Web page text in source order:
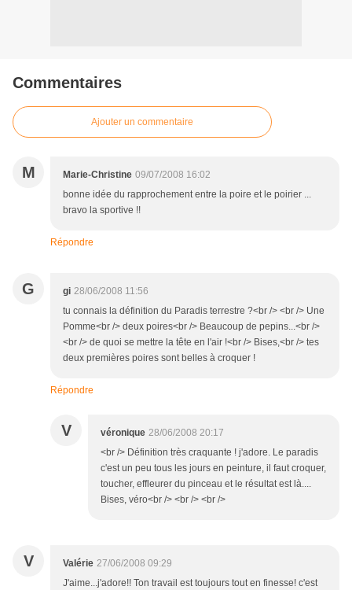
Commentaires
Ajouter un commentaire
M Marie-Christine 09/07/2008 16:02
bonne idée du rapprochement entre la poire et le poirier ...
bravo la sportive !!
Répondre
G gi 28/06/2008 11:56
tu connais la définition du Paradis terrestre ?<br /> <br /> Une
Pomme<br /> deux poires<br /> Beaucoup de pepins...<br />
<br /> de quoi se mettre la tête en l'air !<br /> Bises,<br /> tes
deux premières poires sont belles à croquer !
Répondre
V véronique 28/06/2008 20:17
<br /> Définition très craquante ! j'adore. Le paradis
c'est un peu tous les jours en peinture, il faut croquer,
toucher, effleurer du pinceau et le résultat est là....
Bises, véro<br /> <br /> <br />
V Valérie 27/06/2008 09:29
J'aime...j'adore!! Ton travail est toujours tout en finesse! c'est